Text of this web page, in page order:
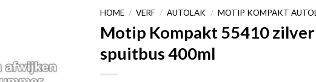
HOME / VERF / AUTOLAK / MOTIP KOMPAKT
Motip Kompakt 55410
spuitbus 400ml